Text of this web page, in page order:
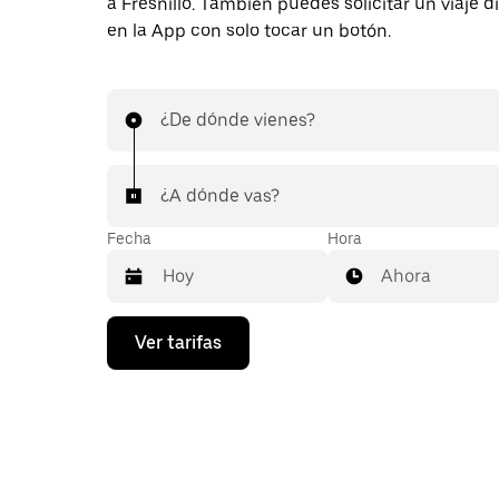
en la App con solo tocar un botón.
¿De dónde vienes?
¿A dónde vas?
Fecha
Presiona
flecha
Hora
Ahora
Ver tarifas